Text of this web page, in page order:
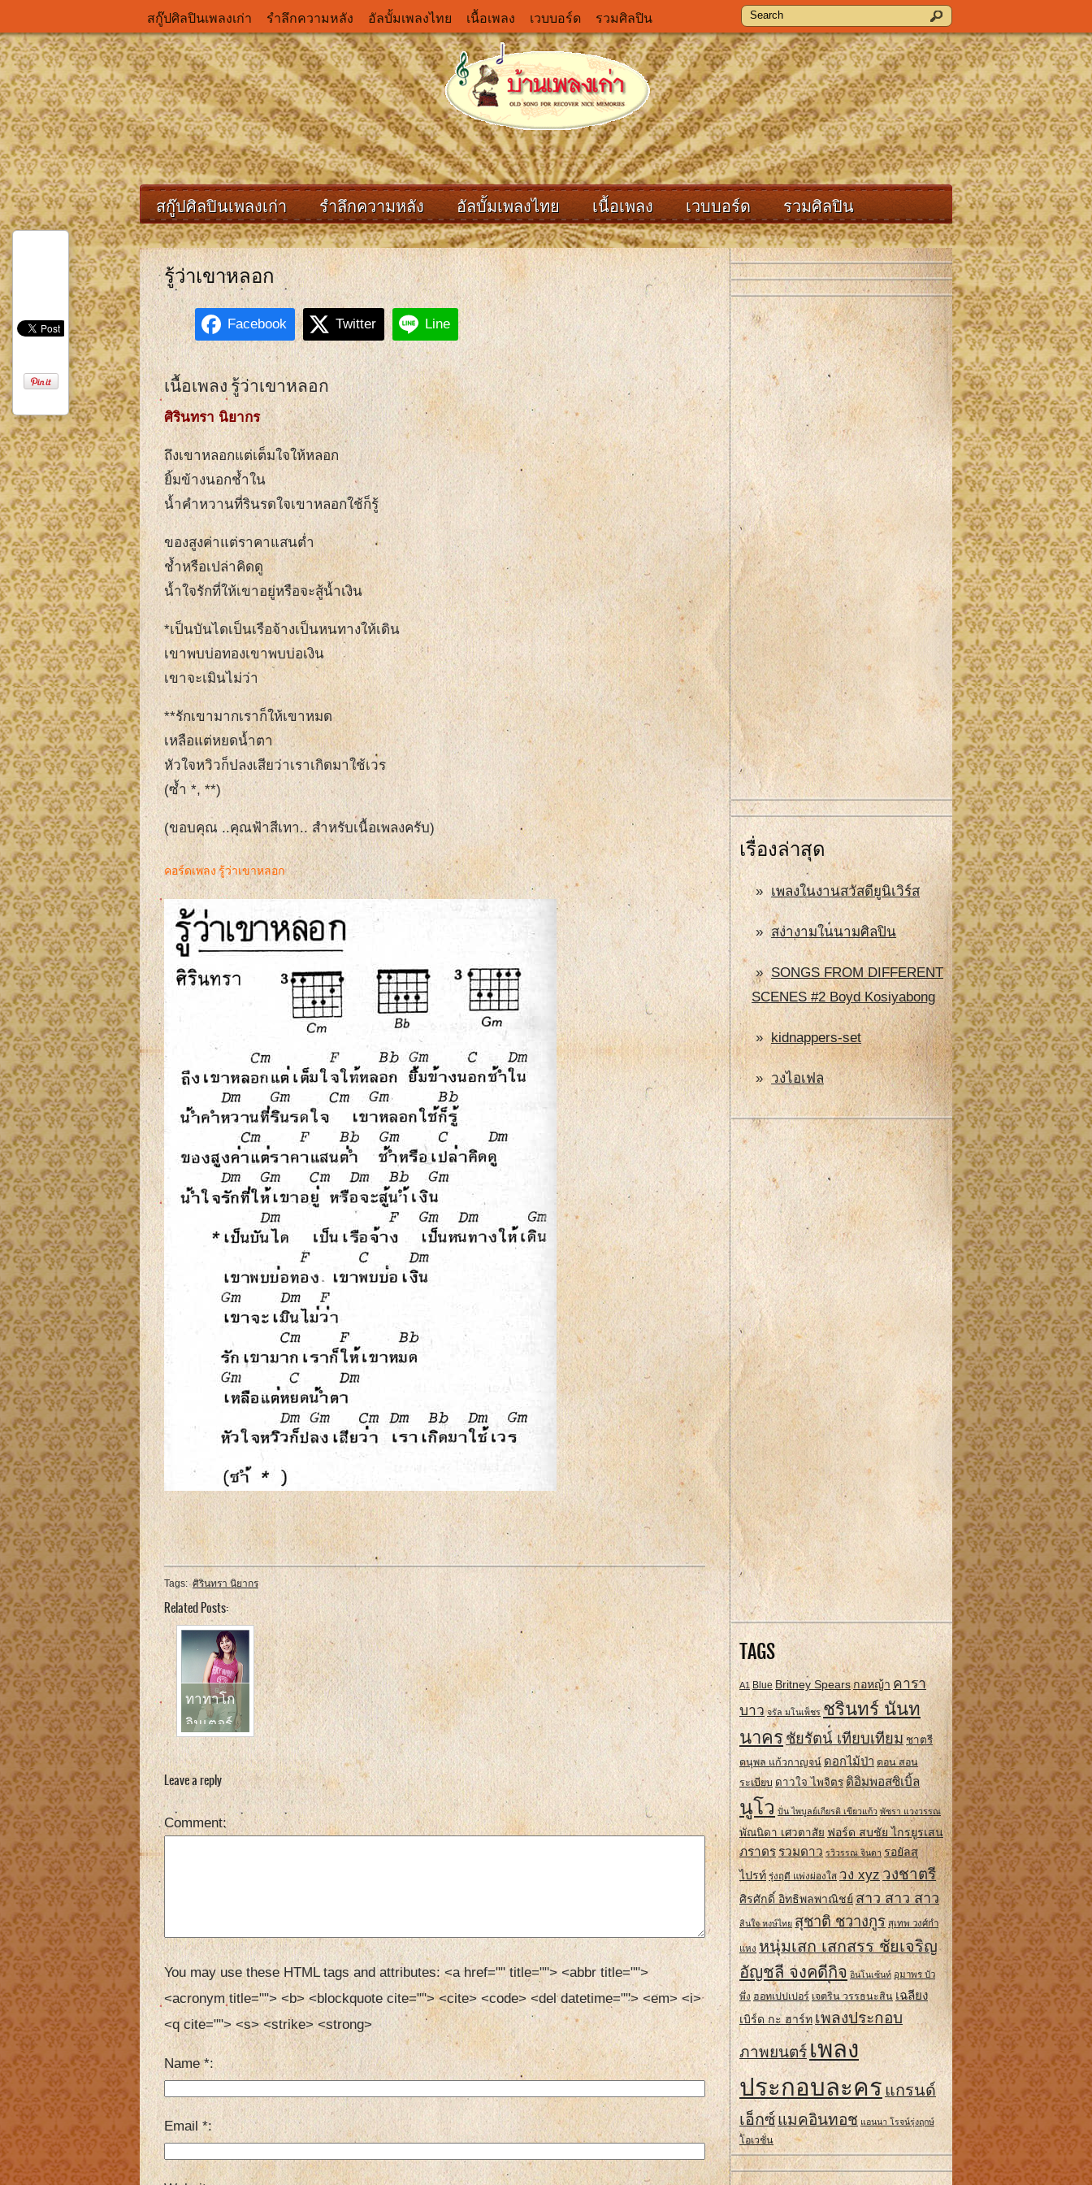
สกู๊ปศิลปินเพลงเก่า รำลึกความหลัง อัลบั้มเพลงไทย เนื้อเพลง เวบบอร์ด รวมศิลปิน
สกู๊ปศิลปินเพลงเก่า รำลึกความหลัง อัลบั้มเพลงไทย เนื้อเพลง เวบบอร์ด รวมศิลปิน
เรื่องล่าสุด
เพลงในงานสวัสดียูนิเวิร์ส
สง่างามในนามศิลปิน
SONGS FROM DIFFERENT
SCENES #2 Boyd Kosiyabong
kidnappers-set
วงไอเฟล
TAGS
A1 Blue Britney Spearsกอหญ้า คารา
บาว จรัล มโนเพ็ชร ชรินทร์ นันท
นาครชัยรัตน์ เทียบเทียม ชาตรี
ดนุพล แก้วกาญจน์ ดอกไม้ป่า ดอน สอน
ระเบียบ ดาวใจ ไพจิตร ดิอิมพอสซิเบิ้ล
นูโว ปั่น ไพบูลย์เกียรติ เขียวแก้ว พัชรา แวงวรรณ
พัณนิดา เศวตาสัย ฟอร์ด สบชัย ไกรยูรเสน
ภราดร รวมดาว รวิวรรณ จินดา รอยัลส
ไปรท์ รุ่งฤดี แพ่งผ่องใส วง xyz วงชาตรี
ศิรศักดิ์ อิทธิพลพาณิชย์สาว สาว สาว
สินใจ หงษ์ไทย สุชาติ ชวางกูร สุเทพ วงศ์กํา
แหง หนุ่มเสก เสกสรร ชัยเจริญ
อัญชลี จงคดีกิจ อินโนเซ้นท์ อุมาพร บัว
พึ่ง ฮอทเปปเปอร์ เจตริน วรรธนะสิน เฉลียง
เบิร์ด กะ ฮาร์ท เพลงประกอบ
ภาพยนตร์เพลง
ประกอบละคร แกรนด์
เอ็กซ์แมคอินทอช แอนนา โรจน์รุ่งฤกษ์
โอเวชั่น
รู้ว่าเขาหลอก
Facebook Twitter Line
เนื้อเพลง รู้ว่าเขาหลอก
ศิรินทรา นิยากร
ถึงเขาหลอกแต่เต็มใจให้หลอก
ยิ้มข้างนอกช้ำใน
น้ำคำหวานที่รินรดใจเขาหลอกใช้ก็รู้
ของสูงค่าแต่ราคาแสนต่ำ
ช้ำหรือเปล่าคิดดู
น้ำใจรักที่ให้เขาอยู่หรือจะสู้น้ำเงิน
*เป็นบันไดเป็นเรือจ้างเป็นหนทางให้เดิน
เขาพบบ่อทองเขาพบบ่อเงิน
เขาจะเมินไม่ว่า
**รักเขามากเราก็ให้เขาหมด
เหลือแต่หยดน้ำตา
หัวใจหวิวก็ปลงเสียว่าเราเกิดมาใช้เวร
(ซ้ำ *, **)
(ขอบคุณ ..คุณฟ้าสีเทา.. สำหรับเนื้อเพลงครับ)
คอร์ดเพลง รู้ว่าเขาหลอก
Tags:ศิรินทรา นิยากร
Related Posts:
ทาทาโก
อินเตอร์
เพลง
เหมือน บริ
ทนีย์
Leave a reply
Comment
You may use these HTML tags and attributes:<a href="" title=""> <abbr title="">
<acronym title=""> <b> <blockquote cite=""> <cite> <code> <del datetime=""> <em> <i>
<q cite=""> <s> <strike> <strong>
Name*
Email *